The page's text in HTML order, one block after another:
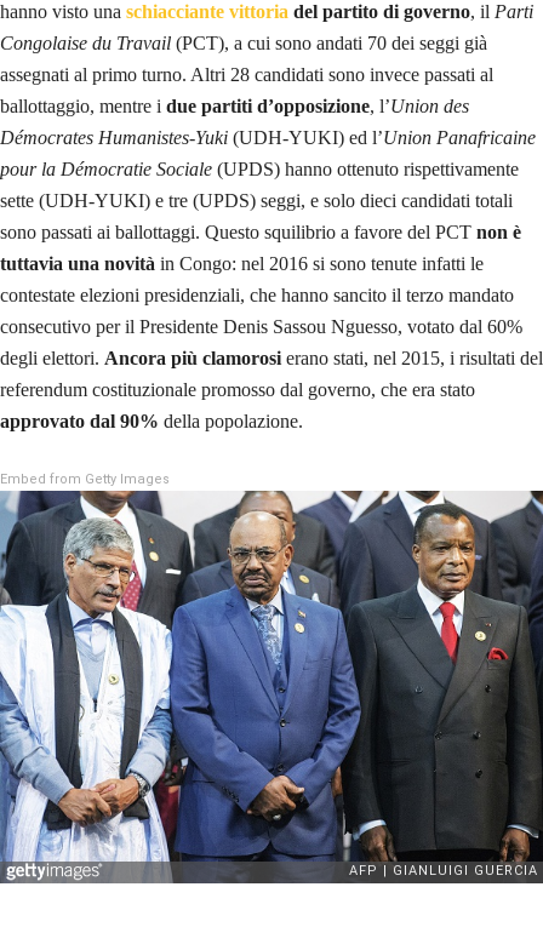
hanno visto una schiacciante vittoria del partito di governo, il Parti
Congolaise du Travail (PCT), a cui sono andati 70 dei seggi già
assegnati al primo turno. Altri 28 candidati sono invece passati al
ballottaggio, mentre i due partiti d’opposizione, l’Union des
Démocrates Humanistes-Yuki (UDH-YUKI) ed l’Union Panafricaine
pour la Démocratie Sociale (UPDS) hanno ottenuto rispettivamente
sette (UDH-YUKI) e tre (UPDS) seggi, e solo dieci candidati totali
sono passati ai ballottaggi. Questo squilibrio a favore del PCT non è
tuttavia una novità in Congo: nel 2016 si sono tenute infatti le
contestate elezioni presidenziali, che hanno sancito il terzo mandato
consecutivo per il Presidente Denis Sassou Nguesso, votato dal 60%
degli elettori. Ancora più clamorosi erano stati, nel 2015, i risultati del
referendum costituzionale promosso dal governo, che era stato
approvato dal 90% della popolazione.
Embed from Getty Images